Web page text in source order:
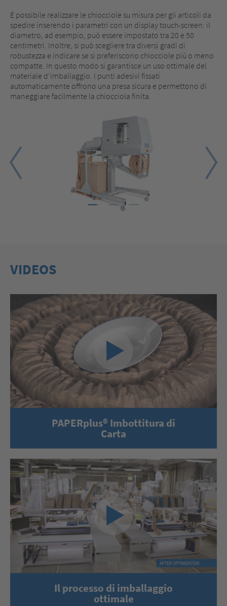
È possibile realizzare le chiocciole su misura per gli articoli da
spedire inserendo i parametri con un display touch-screen: il
diametro, ad esempio, può essere impostato tra 20 e 50
centimetri. Inoltre, si può scegliere tra diversi gradi di
robustezza e indicare se si preferiscono chiocciole più o meno
compatte. In questo modo si garantisce un uso ottimale del
materiale d'imballaggio. I punti adesivi fissati
automaticamente offrono una presa sicura e permettono di
maneggiare facilmente la chiocciola finita.
VIDEOS
PAPERplus® Imbottitura di
Carta
Il processo di imballaggio
ottimale